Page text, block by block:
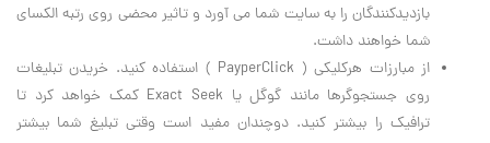
بازدیدکنندگان را به سایت شما می آورد و تاثیر محضی روی رتبه الکسای
شما خواهند داشت.
از مبارزات هرکلیکی ( PayperClick ) استفاده کنید. خریدن تبلیغات
روی جستجوگرها مانند گوگل یا Exact Seek کمک خواهد کرد تا
ترافیک را بیشتر کنید. دوچندان مفید است وقتی تبلیغ شما بیشتر